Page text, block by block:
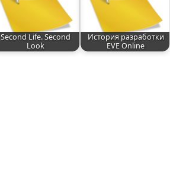
Second Life. Second
Look
История разработки
EVE Online